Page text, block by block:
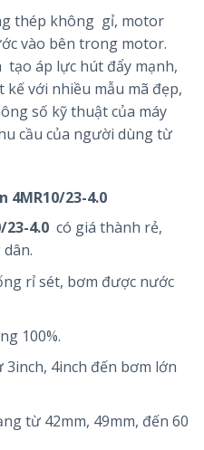
thép không gỉ, motor
vào bên trong motor.
áp lực hút đẩy mạnh,
với nhiều mẫu mã đẹp,
số kỹ thuật của máy
cầu của người dùng từ
4MR10/23-4.0
23-4.0 có giá thành rẻ,
rỉ sét, bơm được nước
100%.
4inch đến bơm lớn
từ 42mm, 49mm, đến 60